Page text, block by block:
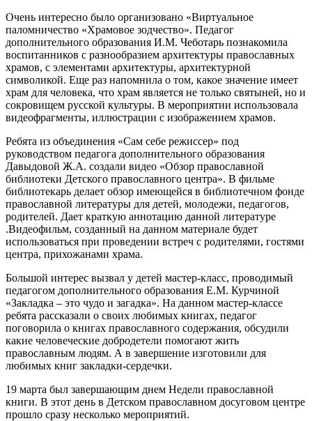
Очень интересно было организовано «Виртуальное
паломничество «Храмовое зодчество». Педагог
дополнительного образования И.М. Чеботарь познакомила
воспитанников с разнообразием архитектуры православных
храмов, с элементами архитектуры, архитектурной
символикой. Еще раз напомнила о том, какое значение имеет
храм для человека, что храм является не только святыней, но и
сокровищем русской культуры. В мероприятии использовала
видеофрагменты, иллюстрации с изображением храмов.
Ребята из объединения «Сам себе режиссер» под
руководством педагога дополнительного образования
Давыдовой Ж.А. создали видео «Обзор православной
библиотеки Детского православного центра». В фильме
библиотекарь делает обзор имеющейся в библиотечном фонде
православной литературы для детей, молодежи, педагогов,
родителей. Дает краткую аннотацию данной литературе
.Видеофильм, созданный на данном материале будет
использоваться при проведении встреч с родителями, гостями
центра, прихожанами храма.
Большой интерес вызвал у детей мастер-класс, проводимый
педагогом дополнительного образования Е.М. Курчиной
«Закладка – это чудо и загадка». На данном мастер-классе
ребята рассказали о своих любимых книгах, педагог
поговорила о книгах православного содержания, обсудили
какие человеческие добродетели помогают жить
православным людям. А в завершение изготовили для
любимых книг закладки-сердечки.
19 марта был завершающим днем Недели православной
книги. В этот день в Детском православном досуговом центре
прошло сразу несколько мероприятий.